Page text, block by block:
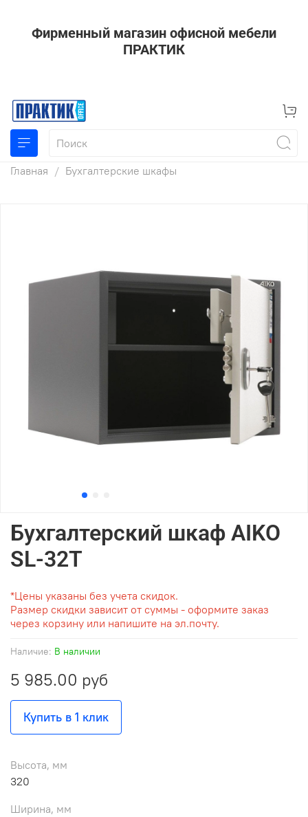
Фирменный магазин офисной мебели
ПРАКТИК
Главная Бухгалтерские шкафы
Наличие: В наличии
Бухгалтерский шкаф AIKO
SL-32Т
5 985.00 руб
Купить в 1 клик
*Цены указаны без учета скидок.
Размер скидки зависит от суммы - оформите заказ
через корзину или напишите на эл.почту.
Высота, мм
320
Ширина, мм